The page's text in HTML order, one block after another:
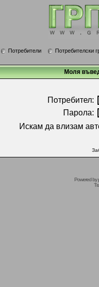
Потребители
Потребителски
Моля
Потребител:
Парола:
Искам да влизам
Powered by